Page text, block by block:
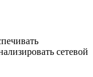
сетевой